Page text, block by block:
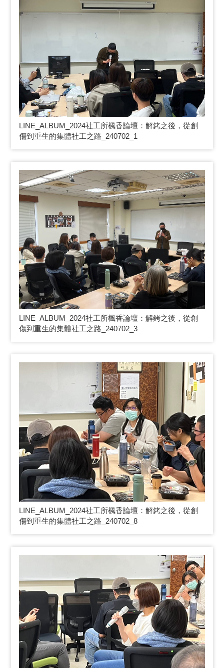
LINE_ALBUM_2024社工所楓香論壇：解銬之後，從創
傷到重生的集體社工之路_240702_1
LINE_ALBUM_2024社工所楓香論壇：解銬之後，從創
傷到重生的集體社工之路_240702_3
LINE_ALBUM_2024社工所楓香論壇：解銬之後，從創
傷到重生的集體社工之路_240702_8